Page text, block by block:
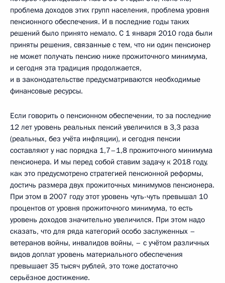
проблема доходов этих групп населения, проблема уровня
пенсионного обеспечения. И в последние годы таких
решений было принято немало. С 1 января 2010 года были
приняты решения, связанные с тем, что ни один пенсионер
не может получать пенсию ниже прожиточного минимума,
и сегодня эта традиция продолжается,
и в законодательстве предусматриваются необходимые
финансовые ресурсы.
Если говорить о пенсионном обеспечении, то за последние
12 лет уровень реальных пенсий увеличился в 3,3 раза
(реальных, без учёта инфляции), и сегодня пенсии
составляют у нас порядка 1,7–1,8 прожиточного минимума
пенсионера. И мы перед собой ставим задачу к 2018 году,
как это предусмотрено стратегией пенсионной реформы,
достичь размера двух прожиточных минимумов пенсионера.
При этом в 2007 году этот уровень чуть-чуть превышал 10
процентов от уровня прожиточного минимума, то есть
уровень доходов значительно увеличился. При этом надо
сказать, что для ряда категорий особо заслуженных –
ветеранов войны, инвалидов войны, – с учётом различных
видов доплат уровень материального обеспечения
превышает 35 тысяч рублей, это тоже достаточно
серьёзное достижение.